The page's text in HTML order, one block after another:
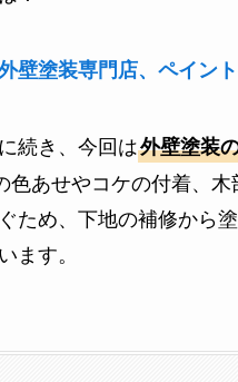
壁塗装専門店、ペイン
続き、今回は外壁塗装
色あせやコケの付着、
ため、下地の補修から
ます。